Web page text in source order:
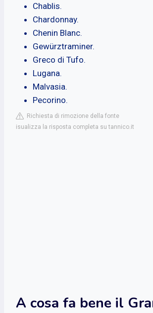
Chablis.
Chardonnay.
Chenin Blanc.
Gewürztraminer.
Greco di Tufo.
Lugana.
Malvasia.
Pecorino.
Richiesta di rimozione della fonte
isualizza la risposta completa su tannico.it
A cosa fa bene il